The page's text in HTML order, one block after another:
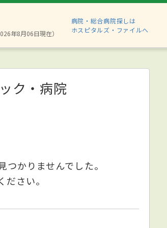
年8月06日現在）
病院・総合病院探しは
ホスピタルズ・ファイルへ
ク・病院
かりませんでした。
さい。